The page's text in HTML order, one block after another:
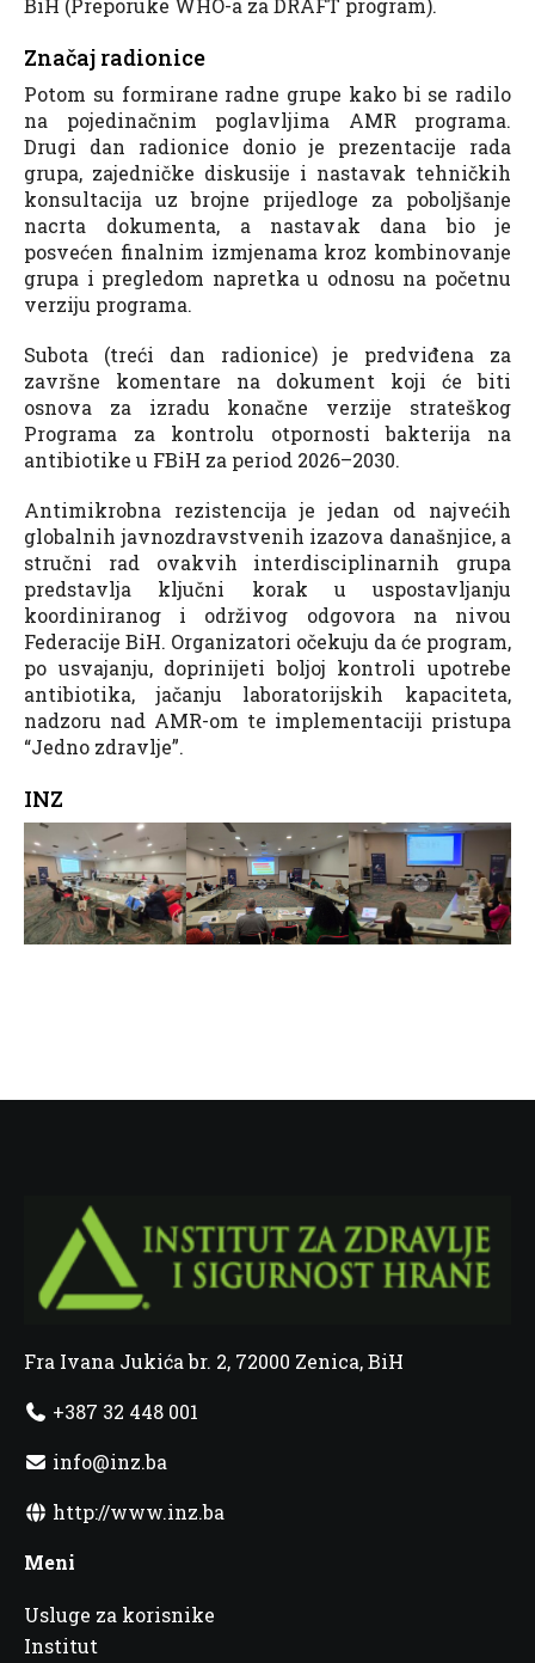
Značaj radionice
Potom su formirane radne grupe kako bi se radilo
na pojedinačnim poglavljima AMR programa.
Drugi dan radionice donio je prezentacije rada
grupa, zajedničke diskusije i nastavak tehničkih
konsultacija uz brojne prijedloge za poboljšanje
nacrta dokumenta, a nastavak dana bio je
posvećen finalnim izmjenama kroz kombinovanje
grupa i pregledom napretka u odnosu na početnu
verziju programa.
Subota (treći dan radionice) je predviđena za
završne komentare na dokument koji će biti
osnova za izradu konačne verzije strateškog
Programa za kontrolu otpornosti bakterija na
antibiotike u FBiH za period 2026–2030.
Antimikrobna rezistencija je jedan od najvećih
globalnih javnozdravstvenih izazova današnjice, a
stručni rad ovakvih interdisciplinarnih grupa
predstavlja ključni korak u uspostavljanju
koordiniranog i održivog odgovora na nivou
Federacije BiH. Organizatori očekuju da će program,
po usvajanju, doprinijeti boljoj kontroli upotrebe
antibiotika, jačanju laboratorijskih kapaciteta,
nadzoru nad AMR-om te implementaciji pristupa
“Jedno zdravlje”.
INZ
Fra Ivana Jukića br. 2, 72000 Zenica, BiH
+387 32 448 001
info@inz.ba
http://www.inz.ba
Meni
Usluge za korisnike
Institut